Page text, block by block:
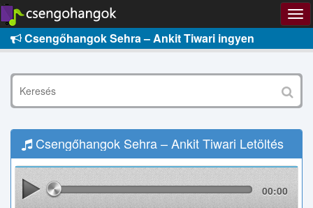
Csengőhangok Sehra – Ankit Tiwari ingyen
Csengőhangok Sehra – Ankit Tiwari Letöltés
00:00